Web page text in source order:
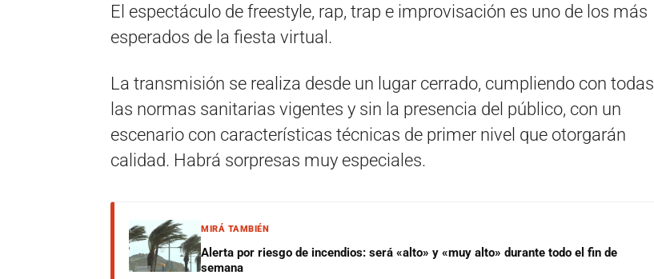
El espectáculo de freestyle, rap, trap e improvisación es uno de los más
esperados de la fiesta virtual.
La transmisión se realiza desde un lugar cerrado, cumpliendo con todas
las normas sanitarias vigentes y sin la presencia del público, con un
escenario con características técnicas de primer nivel que otorgarán
calidad. Habrá sorpresas muy especiales.
MIRÁ TAMBIÉN
Alerta por riesgo de incendios: será «alto» y «muy alto» durante todo el fin de
semana